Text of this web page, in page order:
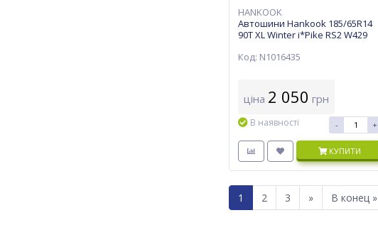
HANKOOK
Автошини Hankook 185/65R14
90T XL Winter i*Pike RS2 W429
Код: N1016435
ціна 2 050 грн
В наявності - +
КУПИТИ
1 2 3 » В конец »